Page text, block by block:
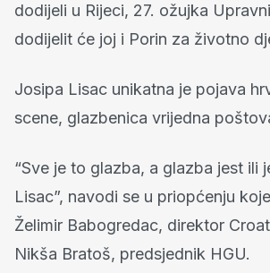
dodijeli u Rijeci, 27. ožujka
dodijelit će joj i Porin za životno
Josipa Lisac unikatna je pojava
scene, glazbenica vrijedna
“Sve je to glazba, a glazba jest ili
Lisac”, navodi se u priopćenju
Želimir Babogredac, direktor
Nikša Bratoš, predsjednik HGU.